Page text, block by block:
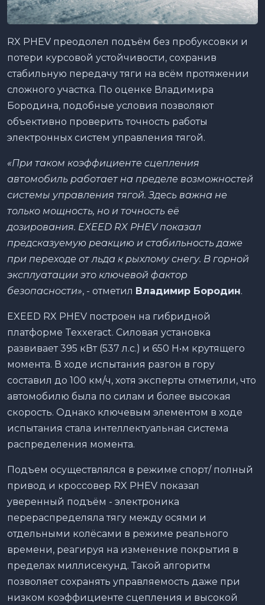
RX PHEV преодолел подъём без пробуксовки и
потери курсовой устойчивости, сохранив
стабильную передачу тяги на всём протяжении
сложного участка. По оценке Владимира
Бородина, подобные условия позволяют
объективно проверить точность работы
электронных систем управления тягой.
«При таком коэффициенте сцепления
автомобиль работает на пределе возможностей
системы управления тягой. Здесь важна не
только мощность, но и точность её
дозирования. EXEED RX PHEV показал
предсказуемую реакцию и стабильность даже
при переходе от льда к рыхлому снегу. В горной
эксплуатации это ключевой фактор
безопасности», - отметил Владимир Бородин.
EXEED RX PHEV построен на гибридной
платформе Texxeract. Силовая установка
развивает 395 кВт (537 л.с.) и 650 Н•м крутящего
момента. В ходе испытания разгон в гору
составил до 100 км/ч, хотя эксперты отметили, что
автомобилю была по силам и более высокая
скорость. Однако ключевым элементом в ходе
испытания стала интеллектуальная система
распределения момента.
Подъем осуществлялся в режиме спорт/ полный
привод и кроссовер RX PHEV показал
уверенный подъём - электроника
перераспределяла тягу между осями и
отдельными колёсами в режиме реального
времени, реагируя на изменение покрытия в
пределах миллисекунд. Такой алгоритм
позволяет сохранять управляемость даже при
низком коэффициенте сцепления и высокой